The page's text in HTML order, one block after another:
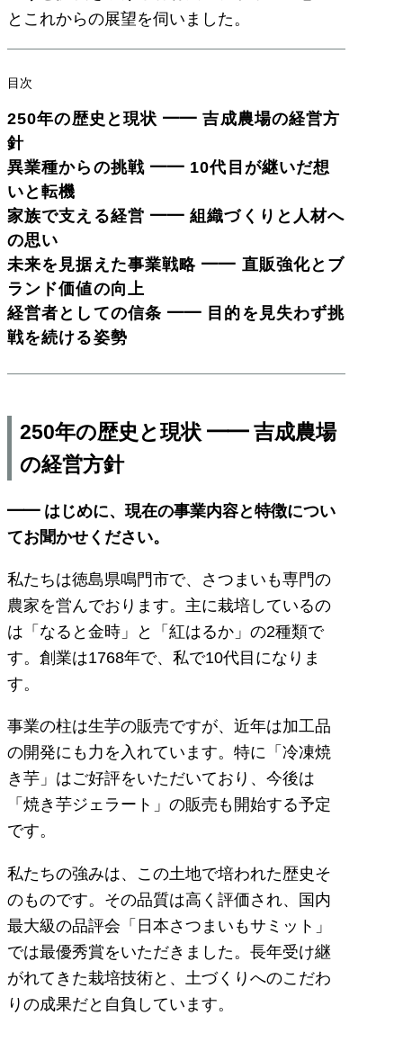
とこれからの展望を伺いました。
目次
250年の歴史と現状 ━━ 吉成農場の経営方
針
異業種からの挑戦 ━━ 10代目が継いだ想
いと転機
家族で支える経営 ━━ 組織づくりと人材へ
の思い
未来を見据えた事業戦略 ━━ 直販強化とブ
ランド価値の向上
経営者としての信条 ━━ 目的を見失わず挑
戦を続ける姿勢
250年の歴史と現状 ━━ 吉成農場
の経営方針
━━ はじめに、現在の事業内容と特徴につい
てお聞かせください。
私たちは徳島県鳴門市で、さつまいも専門の
農家を営んでおります。主に栽培しているの
は「なると金時」と「紅はるか」の2種類で
す。創業は1768年で、私で10代目になりま
す。
事業の柱は生芋の販売ですが、近年は加工品
の開発にも力を入れています。特に「冷凍焼
き芋」はご好評をいただいており、今後は
「焼き芋ジェラート」の販売も開始する予定
です。
私たちの強みは、この土地で培われた歴史そ
のものです。その品質は高く評価され、国内
最大級の品評会「日本さつまいもサミット」
では最優秀賞をいただきました。長年受け継
がれてきた栽培技術と、土づくりへのこだわ
りの成果だと自負しています。